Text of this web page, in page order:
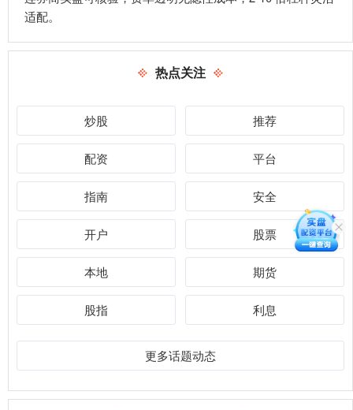
适配。
热点关注
炒股 推荐
配资 平台
指南 安全
开户 股票
本地 期货
股指 利息
更多话题动态